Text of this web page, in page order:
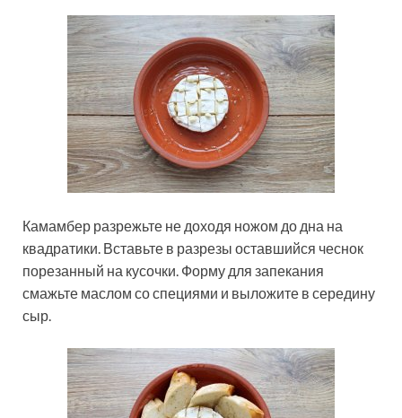
Камамбер разрежьте не доходя ножом до дна на
квадратики. Вставьте в разрезы оставшийся чеснок
порезанный на кусочки. Форму для запекания
смажьте маслом со специями и выложите в середину
сыр.